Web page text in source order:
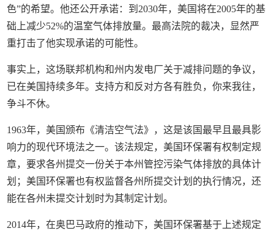
色”的希望。他还公开承诺：到2030年，美国将在2005年的基
础上减少52%的温室气体排放量。最高法院的裁决，显然严
重打击了他实现承诺的可能性。
事实上，这场联邦机构和州内发电厂关于减排问题的争议，
已在美国持续多年。支持方和反对方各有胜负，你来我往，
争斗不休。
1963年，美国颁布《清洁空气法》，这是该国最早且最具影
响力的现代环境法之一。该法规定，美国环保署有权制定规
章，要求各州提交一份关于本州管控污染气体排放的具体计
划；美国环保署也有权监督各州所提交计划的执行情况，还
能在各州未提交计划时为其制定计划。
2014年，在奥巴马政府的推动下，美国环保署基于上述规定